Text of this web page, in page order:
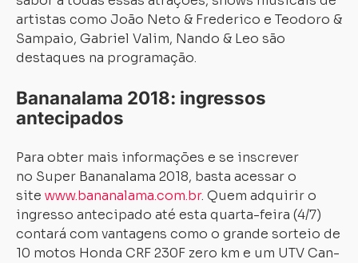
artistas como João Neto & Frederico e Teodoro &
Sampaio, Gabriel Valim, Nando & Leo são
destaques na programação.
Bananalama 2018: ingressos
antecipados
Para obter mais informações e se inscrever
no Super Bananalama 2018, basta acessar o
site www.bananalama.com.br. Quem adquirir o
ingresso antecipado até esta quarta-feira (4/7)
contará com vantagens como o grande sorteio de
10 motos Honda CRF 230F zero km e um UTV Can-